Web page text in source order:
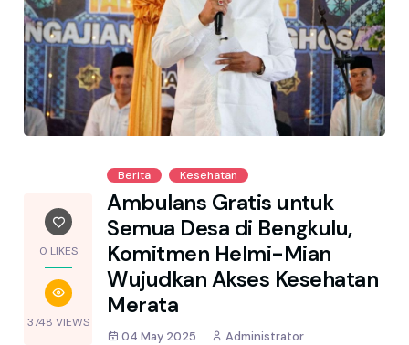
0 LIKES
3748 VIEWS
Berita Kesehatan
Ambulans Gratis untuk
Semua Desa di Bengkulu,
Komitmen Helmi-Mian
Wujudkan Akses Kesehatan
Merata
04 May 2025 Administrator